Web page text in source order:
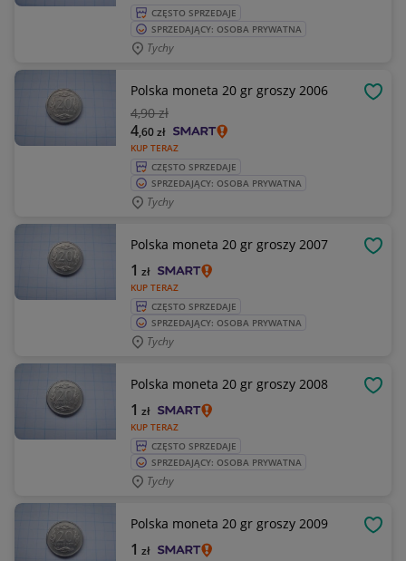
CZĘSTO SPRZEDAJE
SPRZEDAJĄCY: OSOBA PRYWATNA
Tychy
Polska moneta 20 gr groszy 2006
4,90 zł
KUP TERAZ
4,60zł
CZĘSTO SPRZEDAJE
SPRZEDAJĄCY: OSOBA PRYWATNA
Tychy
Polska moneta 20 gr groszy 2007
KUP TERAZ
1 zł
CZĘSTO SPRZEDAJE
SPRZEDAJĄCY: OSOBA PRYWATNA
Tychy
Polska moneta 20 gr groszy 2008
KUP TERAZ
1 zł
CZĘSTO SPRZEDAJE
SPRZEDAJĄCY: OSOBA PRYWATNA
Tychy
Polska moneta 20 gr groszy 2009
1 zł